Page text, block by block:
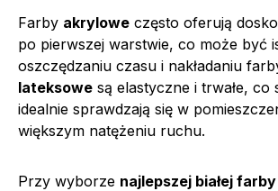
Farby akrylowe często oferują
po pierwszej warstwie, co może być
oszczędzaniu czasu i nakładaniu
lateksowe są elastyczne i trwałe, co
idealnie sprawdzają się w
większym natężeniu ruchu.
Przy wyborze najlepszej białej